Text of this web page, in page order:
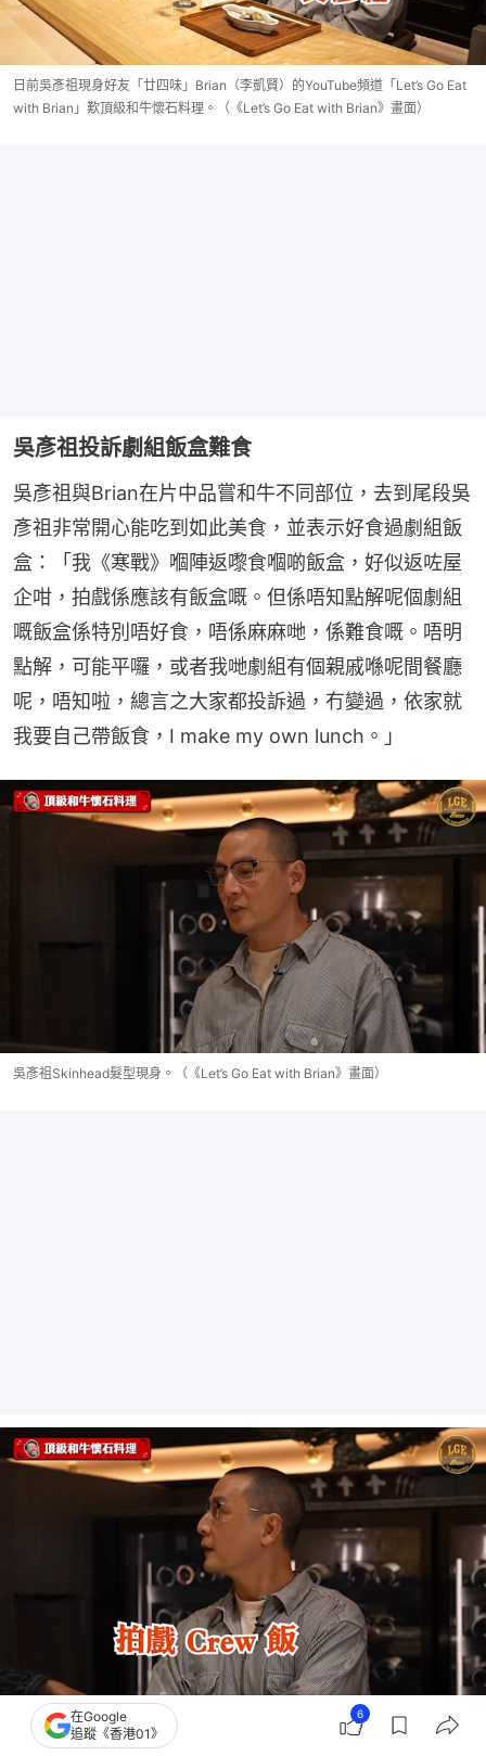
日前吳彥祖現身好友「廿四味」Brian（李凱賢）的YouTube頻道「Let’s Go Eat
with Brian」歎頂級和牛懷石料理。（《Let’s Go Eat with Brian》畫面）
吳彥祖投訴劇組飯盒難食
吳彥祖與Brian在片中品嘗和牛不同部位，去到尾段吳
彥祖非常開心能吃到如此美食，並表示好食過劇組飯
盒：「我《寒戰》嗰陣返嚟食嗰啲飯盒，好似返咗屋
企咁，拍戲係應該有飯盒嘅。但係唔知點解呢個劇組
嘅飯盒係特別唔好食，唔係麻麻哋，係難食嘅。唔明
點解，可能平囉，或者我哋劇組有個親戚喺呢間餐廳
呢，唔知啦，總言之大家都投訴過，冇變過，依家就
我要自己帶飯食，I make my own lunch。」
吳彥祖Skinhead髮型現身。（《Let’s Go Eat with Brian》畫面）
吳彥祖投訴劇組飯盒難食。（《Let’s Go Eat with Brian》畫面）
在Google
追蹤《香港01》
6